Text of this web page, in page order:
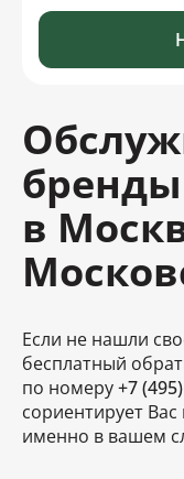
в
Если не нашли
бесплатный
по номеру+7
сориентирует Вас
именно в вашем